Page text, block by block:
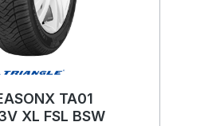
TA01
XL FSL BSW